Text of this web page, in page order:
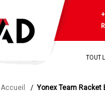
TOUT
Accueil Yonex Team Racket